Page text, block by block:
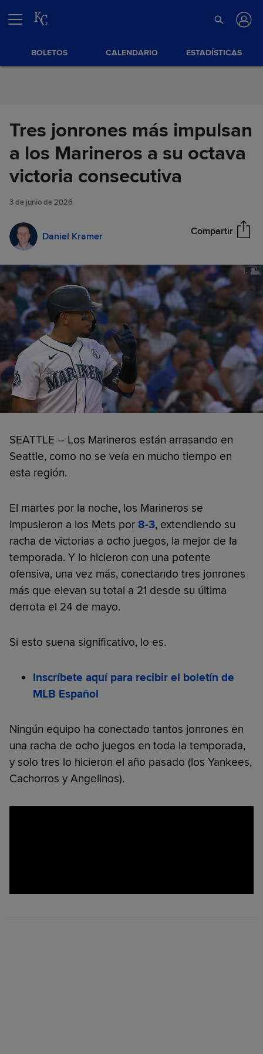
BOLETOS CALENDARIO ESTADÍSTICAS
Tres jonrones más impulsan
a los Marineros a su octava
victoria consecutiva
3 de junio de 2026
Daniel Kramer Compartir
Tres jonrones más impulsan a
los Marineros a su octava
victoria consecutiva
SEATTLE -- Los Marineros están arrasando en
Seattle, como no se veía en mucho tiempo en
esta región.
El martes por la noche, los Marineros se
impusieron a los Mets por 8-3, extendiendo su
racha de victorias a ocho juegos, la mejor de la
temporada. Y lo hicieron con una potente
ofensiva, una vez más, conectando tres jonrones
más que elevan su total a 21 desde su última
derrota el 24 de mayo.
Si esto suena significativo, lo es.
Inscríbete aquí para recibir el boletín de
MLB Español
Ningún equipo ha conectado tantos jonrones en
una racha de ocho juegos en toda la temporada,
y solo tres lo hicieron el año pasado (los Yankees,
Cachorros y Angelinos).